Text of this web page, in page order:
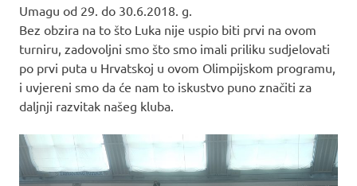
Umagu od 29. do 30.6.2018. g.
Bez obzira na to što Luka nije uspio biti prvi na ovom
turniru, zadovoljni smo što smo imali priliku sudjelovati
po prvi puta u Hrvatskoj u ovom Olimpijskom programu,
i uvjereni smo da će nam to iskustvo puno značiti za
daljnji razvitak našeg kluba.